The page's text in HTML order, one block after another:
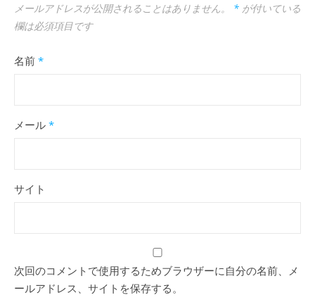
メールアドレスが公開されることはありません。 * が付いている
欄は必須項目です
名前 *
メール *
サイト
次回のコメントで使用するためブラウザーに自分の名前、メ
ールアドレス、サイトを保存する。